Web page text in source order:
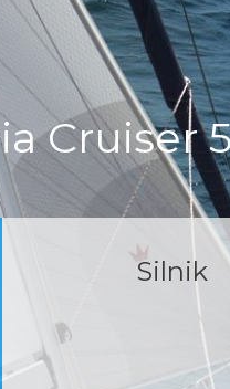
Cruiser
Silnik